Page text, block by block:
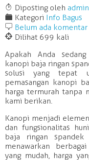
T Diposting oleh
F Kategori Info Bagus
b Belum ada komentar
@ Dilihat 699 kali
Apakah Anda
kanopi baja ringan
solusi yang tepat
pemasangan kanopi
harga termurah tanpa
kami berikan.
Kanopi menjadi
dan fungsionalitas
baja ringan
menawarkan
yang mudah, harga